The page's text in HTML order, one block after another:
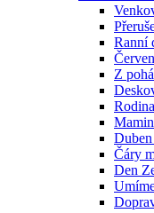
Ranní
Z
Čáry
Den